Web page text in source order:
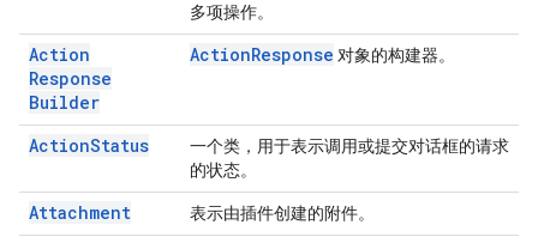
多项操作。
Action
Response
Builder
ActionResponse 对象的构建器。
ActionStatus
一个类，用于表示调用或提交对话框的请求
的状态。
Attachment 表示由插件创建的附件。